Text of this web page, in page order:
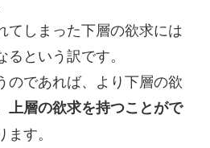
てしまった下層の欲求には
という訳です。
のであれば、より下層の欲
上層の欲求を持つことがで
す。